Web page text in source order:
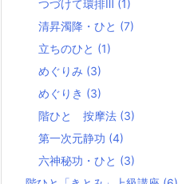
つづけて環排Ⅲ (1)
清昇濁降・ひと (7)
立ちのひと (1)
めぐりみ (3)
めぐりき (3)
階ひと 按摩法 (3)
第一次元静功 (4)
六神秘功・ひと (3)